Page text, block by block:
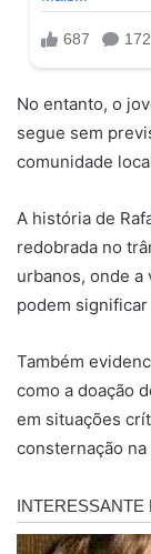
No entanto, o
segue sem
comunidade
A história de
redobrada no
urbanos, onde
podem
Também
como a doação
em situações
consternação